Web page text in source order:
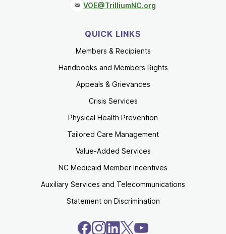
VOE@TrilliumNC.org
QUICK LINKS
Members & Recipients
Handbooks and Members Rights
Appeals & Grievances
Crisis Services
Physical Health Prevention
Tailored Care Management
Value-Added Services
NC Medicaid Member Incentives
Auxiliary Services and Telecommunications
Statement on Discrimination